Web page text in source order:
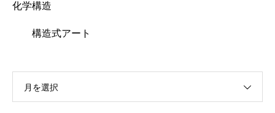
化学構造
構造式アート
月を選択